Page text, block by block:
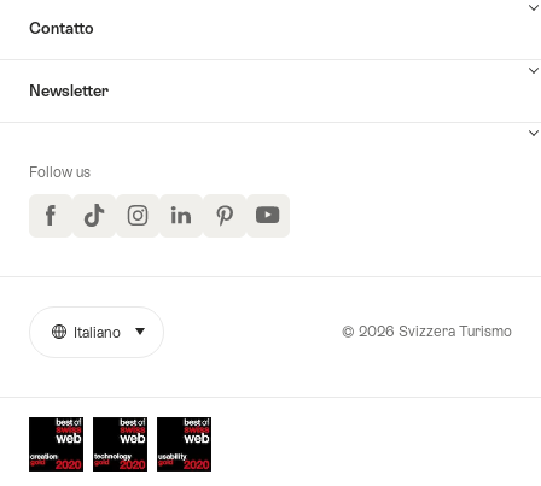
Contatto
Newsletter
Follow us
FacebookTikTokInstagramLinkedInPinterestYouTube
Awards
More
© 2026 Svizzera Turismo
Lingua
Italiano seleziona (clicca per visualizzare)